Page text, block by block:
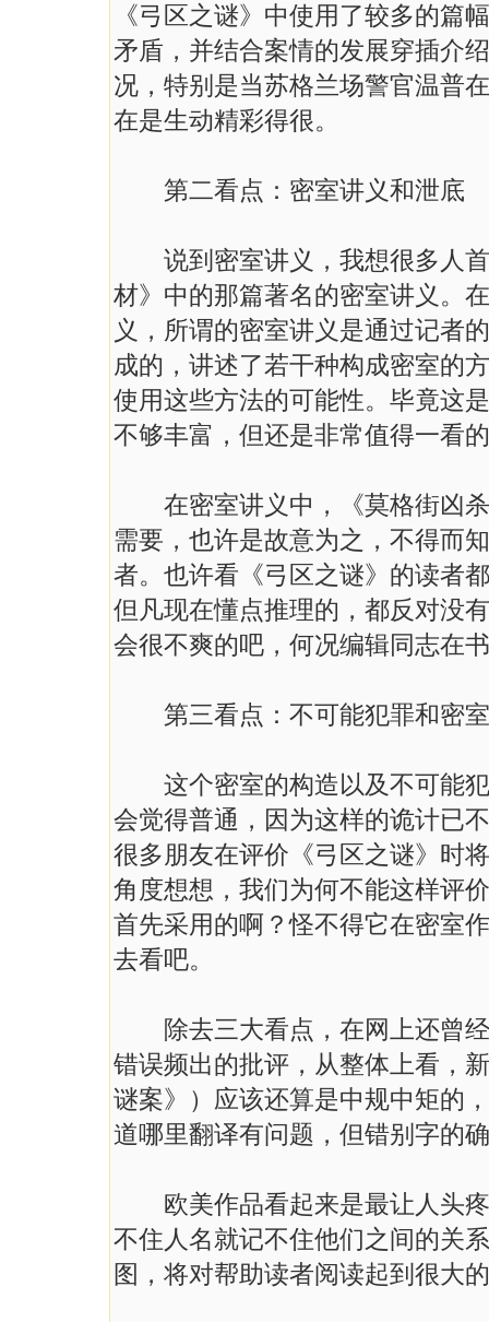
《弓区之谜》中使用了较多的篇
矛盾，并结合案情的发展穿插介
况，特别是当苏格兰场警官温普
在是生动精彩得很。
第二看点：密室讲义和泄底
说到密室讲义，我想很多人首
材》中的那篇著名的密室讲义。
义，所谓的密室讲义是通过记者
成的，讲述了若干种构成密室的
使用这些方法的可能性。毕竟这
不够丰富，但还是非常值得一看
在密室讲义中，《莫格街凶杀
需要，也许是故意为之，不得而
者。也许看《弓区之谜》的读者
但凡现在懂点推理的，都反对没
会很不爽的吧，何况编辑同志在
第三看点：不可能犯罪和密
这个密室的构造以及不可能犯
会觉得普通，因为这样的诡计已
很多朋友在评价《弓区之谜》时
角度想想，我们为何不能这样评
首先采用的啊？怪不得它在密室
去看吧。
除去三大看点，在网上还曾经
错误频出的批评，从整体上看，
谜案》）应该还算是中规中矩的
道哪里翻译有问题，但错别字的
欧美作品看起来是最让人头疼
不住人名就记不住他们之间的关
图，将对帮助读者阅读起到很大